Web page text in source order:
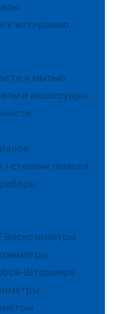
к истиранию
к мытью
и аксессуары
/ степени помола
Вискозиметры
Штормера